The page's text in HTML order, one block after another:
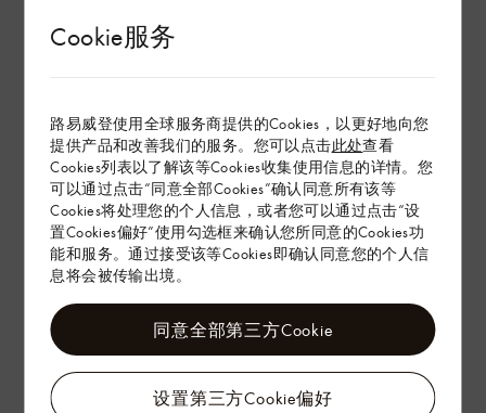
Cookie服务
路易威登使用全球服务商提供的Cookies，以更好地向您
提供产品和改善我们的服务。您可以点击此处查看
Cookies列表以了解该等Cookies收集使用信息的详情。您
可以通过点击“同意全部Cookies”确认同意所有该等
Cookies将处理您的个人信息，或者您可以通过点击“设
置Cookies偏好”使用勾选框来确认您所同意的Cookies功
能和服务。通过接受该等Cookies即确认同意您的个人信
息将会被传输出境。
设置第三方Cookie偏好
同意全部第三方Cookie
查看更多
配送 & 退货
赠礼